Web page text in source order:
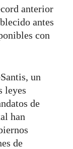
anterior
antes
con
un
leyes
de
han
de